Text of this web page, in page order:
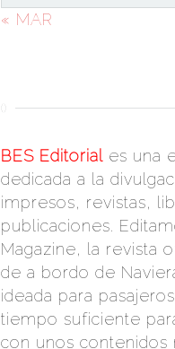
« MAR
BES Editorial es una
dedicada a la
impresos, revistas,
publicaciones.
Magazine, la revista
de a bordo de
ideada para
tiempo suficiente
con unos contenidos